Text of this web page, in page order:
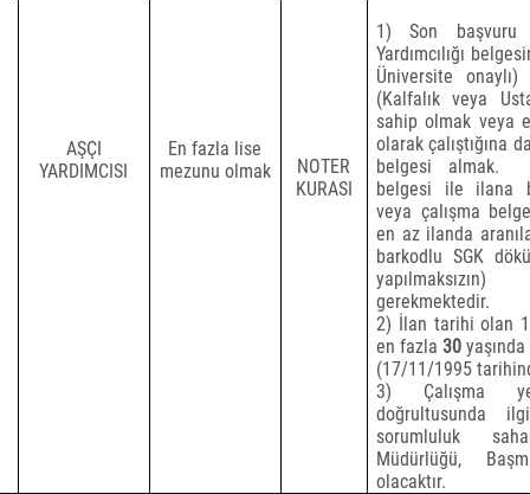
AŞÇI
YARDIMCISI
En fazla lise
mezunu olmak
NOTER
KURASI
1) Son başvuru
Yardımcılığı
Üniversite
(Kalfalık veya
sahip olmak veya
olarak çalıştığına
belgesi almak.
belgesi ile ilana
veya çalışma
en az ilanda
barkodlu SGK
gerekmektedir.
2) İlan tarihi olan
en fazla 30
(17/11/1995
3) Çalışma
doğrultusunda
sorumluluk
Müdürlüğü,
olacaktır.